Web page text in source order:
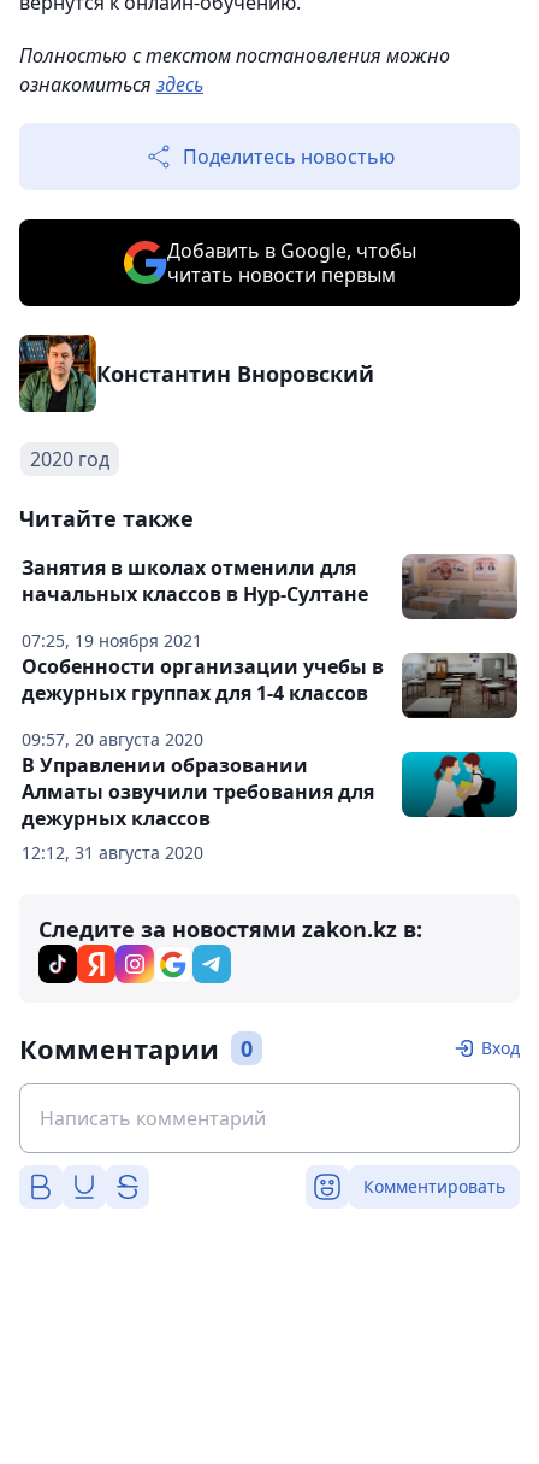
Полностью с текстом постановления можно
ознакомиться здесь
Поделитесь новостью
Добавить в Google, чтобы
читать новости первым
Константин Вноровский
2020 год
Читайте также
07:25, 19 ноября 2021
Занятия в школах отменили для
начальных классов в Нур-Султане
09:57, 20 августа 2020
Особенности организации учебы в
дежурных группах для 1-4 классов
12:12, 31 августа 2020
В Управлении образовании
Алматы озвучили требования для
дежурных классов
Следите за новостями zakon.kz в:
Комментарии 0 Вход
Комментировать